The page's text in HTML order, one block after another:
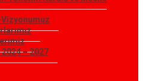
– 2027